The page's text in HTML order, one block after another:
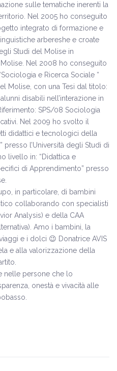
sulle tematiche inerenti la
Nel 2005 ho conseguito
integrato di formazione e
arbereshe e croate
Studi del Molise in
Nel 2008 ho conseguito
e Ricerca Sociale “
Molise, con una Tesi dal titolo:
disabili nell’interazione in
SPS/08 Sociologia
Nel 2009 ho svolto il
didattici e tecnologici della
presso l’Università degli Studi di
livello in: “Didattica e
di Apprendimento” presso
in particolare, di bambini
collaborando con specialisti
Analysis) e della CAA
Amo i bambini, la
e i dolci 😉 Donatrice AVIS
e alla valorizzazione della
nelle persone che lo
onestà e vivacità alle